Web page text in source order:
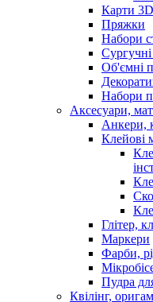
Карти
Пряжки
Набори
Об'ємні
Набори
Аксесуари,
Анкери,
Клейові
Глітер,
Маркери
Фарби,
Пудра
Квілінг,